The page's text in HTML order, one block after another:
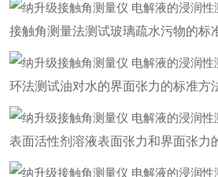
接触角测量法测试玻璃疏水污物的标
环法测试油对水的界面张力的标准方
表面活性剂溶液表面张力和界面张力